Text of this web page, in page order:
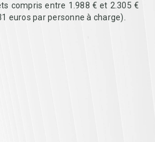
compris entre 1.988 € et 2.305 €
euros par personne à charge).